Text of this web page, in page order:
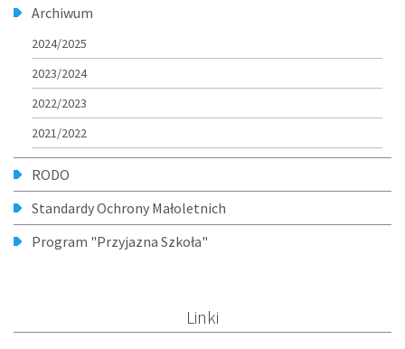
Archiwum
2024/2025
2023/2024
2022/2023
2021/2022
RODO
Standardy Ochrony Małoletnich
Program "Przyjazna Szkoła"
Linki